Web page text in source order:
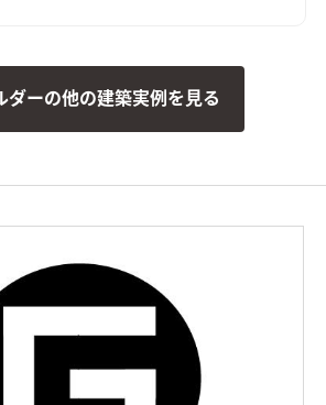
ダーの他の建築実例を見る